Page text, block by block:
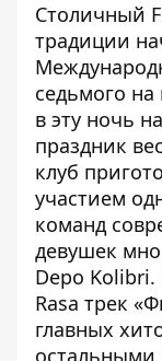
Столичный
традиции
седьмого
в эту ночь
праздник
клуб
участием
команд
девушек
Depo
Rasa трек
главных
остальными